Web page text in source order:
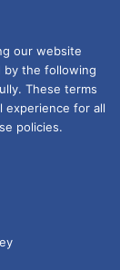
our website
the following
These terms
experience for all
policies.